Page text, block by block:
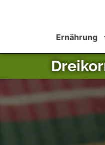
Ernährung